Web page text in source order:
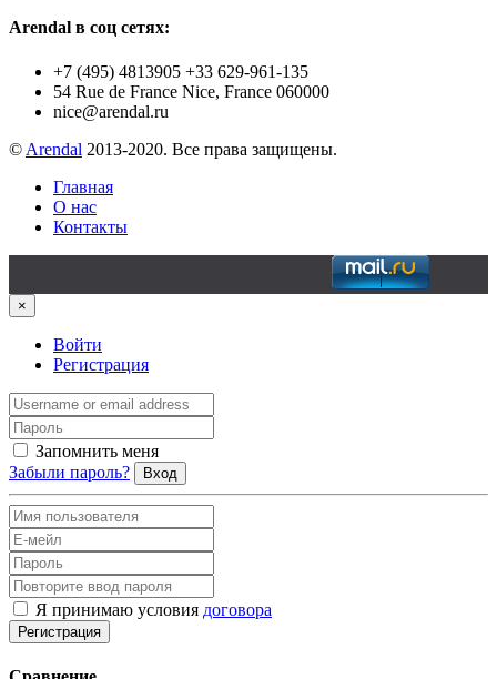
Arendal в соц сетях:
+7 (495) 4813905 +33 629-961-135
54 Rue de France Nice, France 060000
nice@arendal.ru
© Arendal 2013-2020. Все права защищены.
Главная
О нас
Контакты
×
Войти
Регистрация
Запомнить меня
Забыли пароль?
Вход
Я принимаю условия договора
Регистрация